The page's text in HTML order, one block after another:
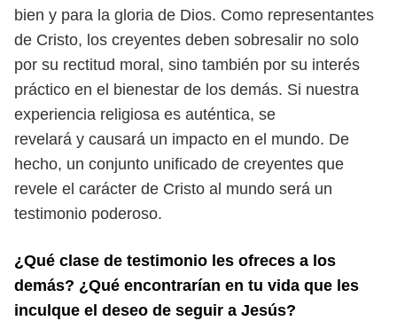
bien y para la gloria de Dios. Como representantes
de Cristo, los creyentes deben sobresalir no solo
por su rectitud moral, sino también por su interés
práctico en el bienestar de los demás. Si nuestra
experiencia religiosa es auténtica, se
revelará y causará un impacto en el mundo. De
hecho, un conjunto unificado de creyentes que
revele el carácter de Cristo al mundo será un
testimonio poderoso.
¿Qué clase de testimonio les ofreces a los
demás? ¿Qué encontrarían en tu vida que les
inculque el deseo de seguir a Jesús?